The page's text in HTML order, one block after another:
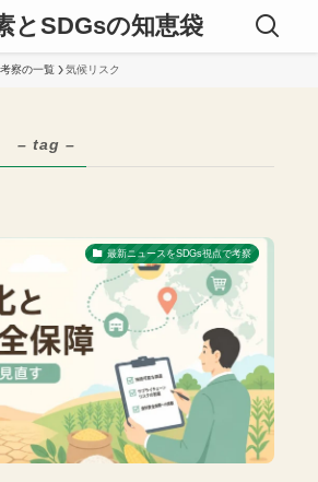
とSDGsの知恵袋
察の一覧 気候リスク
– tag –
最新ニュースをSDGs視点で考察